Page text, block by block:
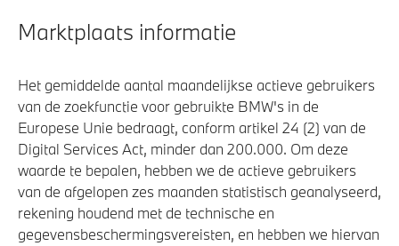
Marktplaats informatie
Het gemiddelde aantal maandelijkse actieve gebruikers
van de zoekfunctie voor gebruikte BMW's in de
Europese Unie bedraagt, conform artikel 24 (2) van de
Digital Services Act, minder dan 200.000. Om deze
waarde te bepalen, hebben we de actieve gebruikers
van de afgelopen zes maanden statistisch geanalyseerd,
rekening houdend met de technische en
gegevensbeschermingsvereisten, en hebben we hiervan